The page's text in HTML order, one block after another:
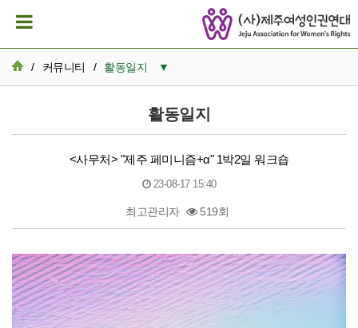
/ 커뮤니티 / 활동일지 ▼
활동일지
뉴스레터 아카이브
성명서/논평
발간자료
활동일지
<사무처> "제주 페미니즘+α" 1박2일 워크숍
23-08-17 15:40
최고관리자 519회